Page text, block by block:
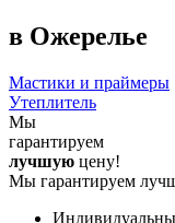
в Ожерелье
Мастики и праймеры
Утеплитель
Мы
гарантируем
лучшую цену!
Мы гарантируем